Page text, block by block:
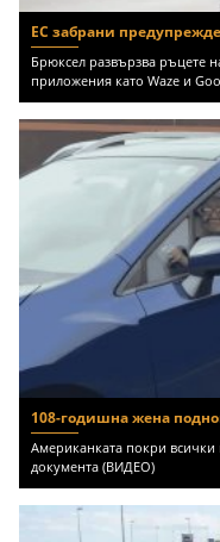
ЕС забрани
Брюксел развързва ръцете
приложения като Waze и
108-годишна жена
Американката покри всички
документа (ВИДЕО)